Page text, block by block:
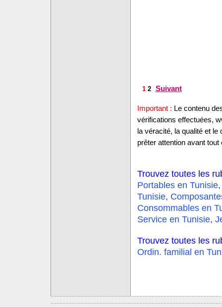
1 2 Suivant
Important : Le contenu
vérifications effectuées,
la véracité, la qualité et
prêter attention avant tout
Trouvez toutes les
Portables en Tunisie
Tunisie,
Consommables en
Service en Tunisie,
Trouvez toutes les
Ordin. familial en